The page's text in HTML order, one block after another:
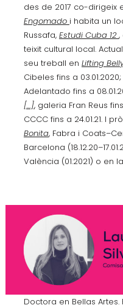
des de 2017 co-dirigeix
Engomado i habita un
Russafa, Estudi Cuba 12
teixit cultural local.
seu treball en Lifting
Cibeles fins a 03.01.2020;
Adelantado fins a
[…], galeria Fran Reus fins
CCCC fins a 24.01.21. I
Bonita, Fabra i
Barcelona
València (01.2021) o en
Doctora en Bellas